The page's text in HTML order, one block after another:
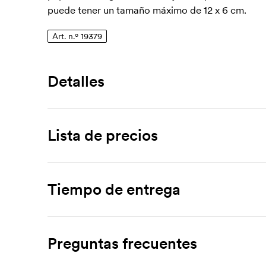
puede tener un tamaño máximo de 12 x 6 cm.
Art. n.º 19379
Detalles
Material
metal
Página del producto
Lista de precios
Producto 250 ud 500 ud 1000 ud
Virage
2,39
Coste inicial: 31,50 €.
Marcado
Tiempo de entrega
Preguntas frecuentes